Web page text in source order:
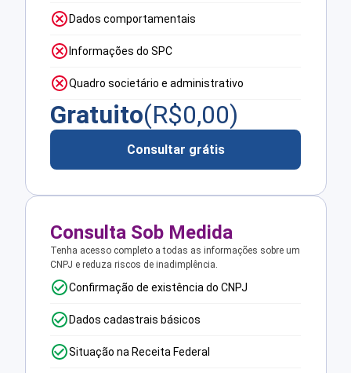
Dados comportamentais
Informações do SPC
Quadro societário e administrativo
Gratuito(R$0,00)
Consultar grátis
Consulta Sob Medida
Tenha acesso completo a todas as informações sobre um
CNPJ e reduza riscos de inadimplência.
Confirmação de existência do CNPJ
Dados cadastrais básicos
Situação na Receita Federal